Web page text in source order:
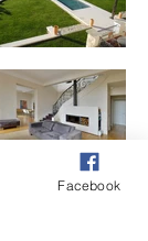
Facebook